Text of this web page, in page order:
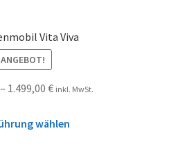
Vita Viva
ANGEBOT!
– 1.499,00 € inkl. MwSt.
wählen